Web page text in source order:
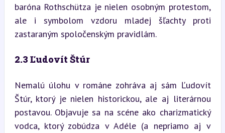
baróna Rothschütza je nielen osobným protestom,
ale i symbolom vzdoru mladej šľachty proti
zastaraným spoločenským pravidlám.
2.3 Ľudovít Štúr
Nemalú úlohu v románe zohráva aj sám Ľudovít
Štúr, ktorý je nielen historickou, ale aj literárnou
postavou. Objavuje sa na scéne ako charizmatický
vodca, ktorý zobúdza v Adéle (a nepriamo aj v